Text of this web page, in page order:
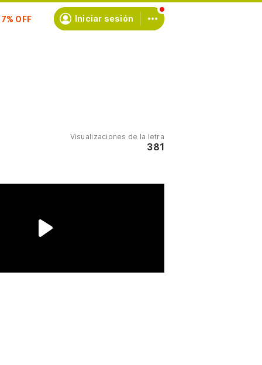
Iniciar sesión
Visualizaciones de la letra
381